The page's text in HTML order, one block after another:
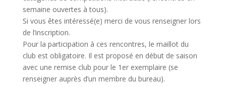
semaine ouvertes à tous).
Si vous êtes intéressé(e) merci de vous renseigner lors
de l’inscription.
Pour la participation à ces rencontres, le maillot du
club est obligatoire. Il est proposé en début de saison
avec une remise club pour le 1er exemplaire (se
renseigner auprès d’un membre du bureau).